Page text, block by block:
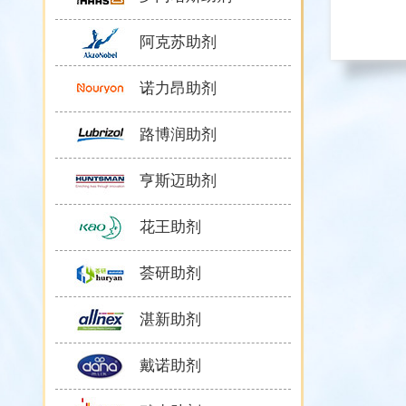
阿克苏助剂
诺力昂助剂
路博润助剂
亨斯迈助剂
花王助剂
荟研助剂
湛新助剂
戴诺助剂